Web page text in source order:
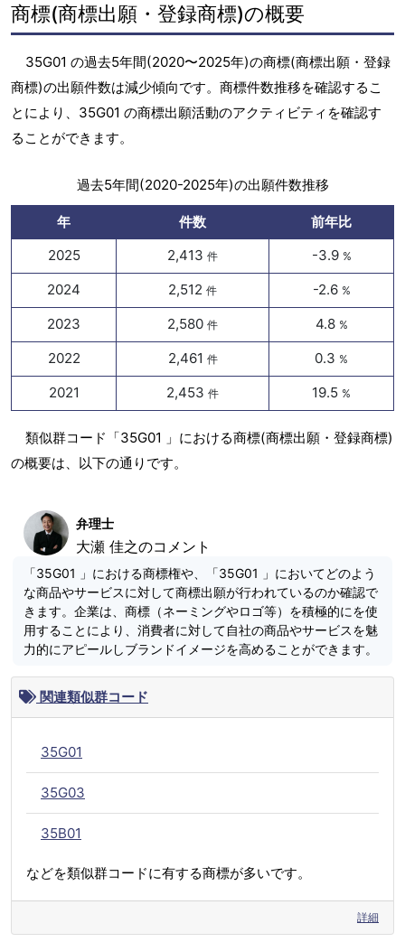
商標(商標出願・登録商標)の概要
35G01 の過去5年間(2020〜2025年)の商標(商標出願・登録
商標)の出願件数は減少傾向です。商標件数推移を確認するこ
とにより、35G01 の商標出願活動のアクティビティを確認す
ることができます。
過去5年間(2020-2025年)の出願件数推移
年 件数
前年比
2025
2,413 件 -3.9 %
2024 2,512 件 -2.6 %
2023 2,580 件 4.8 %
2022 2,461 件 0.3 %
2021 2,453 件 19.5 %
類似群コード「35G01 」における商標(商標出願・登録商標)
の概要は、以下の通りです。
弁理士
大瀬 佳之のコメント
「35G01 」における商標権や、「35G01 」においてどのよう
な商品やサービスに対して商標出願が行われているのか確認で
きます。企業は、商標（ネーミングやロゴ等）を積極的にを使
用することにより、消費者に対して自社の商品やサービスを魅
力的にアピールしブランドイメージを高めることができます。
関連類似群コード
35G01
35G03
35B01
などを類似群コードに有する商標が多いです。
詳細